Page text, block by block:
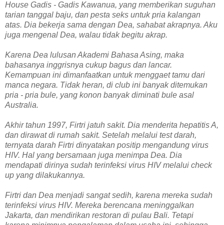
House Gadis - Gadis Kawanua, yang memberikan suguhan
tarian tanggal baju, dan pesta seks untuk pria kalangan
atas. Dia bekerja sama dengan Dea, sahabat akrapnya. Aku
juga mengenal Dea, walau tidak begitu akrap.
Karena Dea lulusan Akademi Bahasa Asing, maka
bahasanya inggrisnya cukup bagus dan lancar.
Kemampuan ini dimanfaatkan untuk menggaet tamu dari
manca negara. Tidak heran, di club ini banyak ditemukan
pria - pria bule, yang konon banyak diminati bule asal
Australia.
Akhir tahun 1997, Firtri jatuh sakit. Dia menderita hepatitis A,
dan dirawat di rumah sakit. Setelah melalui test darah,
ternyata darah Firtri dinyatakan positip mengandung virus
HIV. Hal yang bersamaan juga menimpa Dea. Dia
mendapati dirinya sudah terinfeksi virus HIV melalui check
up yang dilakukannya.
Firtri dan Dea menjadi sangat sedih, karena mereka sudah
terinfeksi virus HIV. Mereka berencana meninggalkan
Jakarta, dan mendirikan restoran di pulau Bali. Tetapi